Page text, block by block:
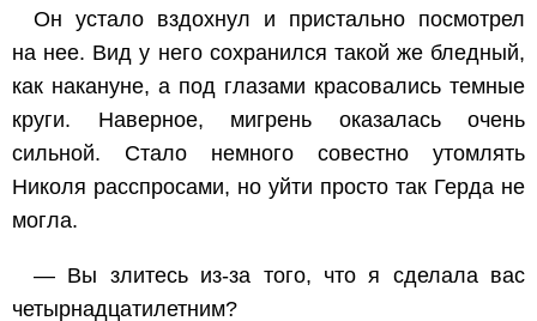
Он устало вздохнул и пристально посмотрел
на нее. Вид у него сохранился такой же бледный,
как накануне, а под глазами красовались темные
круги. Наверное, мигрень оказалась очень
сильной. Стало немного совестно утомлять
Николя расспросами, но уйти просто так Герда не
могла.
— Вы злитесь из-за того, что я сделала вас
четырнадцатилетним?